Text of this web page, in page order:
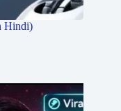
Hindi)